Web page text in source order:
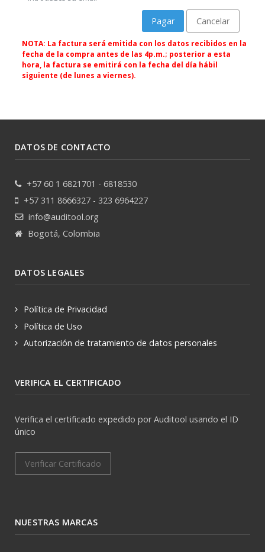
Pagar Cancelar
NOTA: La factura será emitida con los datos recibidos en la
fecha de la compra antes de las 4p.m.; posterior a esta
hora, la factura se emitirá con la fecha del día hábil
siguiente (de lunes a viernes).
DATOS DE CONTACTO
+57 60 1 6821701 - 6818530
+57 311 8666327 - 323 6964227
info@auditool.org
Bogotá, Colombia
DATOS LEGALES
Política de Privacidad
Política de Uso
Autorización de tratamiento de datos personales
VERIFICA EL CERTIFICADO
Verifica el certificado expedido por Auditool usando el ID
único
Verificar Certificado
NUESTRAS MARCAS